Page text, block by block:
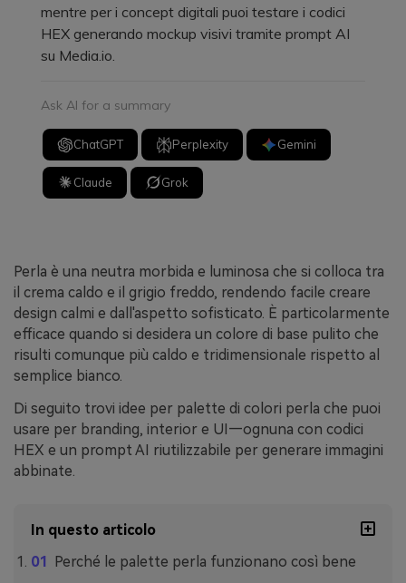
mentre per i concept digitali puoi testare i codici
HEX generando mockup visivi tramite prompt AI
su Media.io.
Ask AI for a summary
ChatGPT Perplexity Gemini
Claude Grok
Perla è una neutra morbida e luminosa che si colloca tra
il crema caldo e il grigio freddo, rendendo facile creare
design calmi e dall'aspetto sofisticato. È particolarmente
efficace quando si desidera un colore di base pulito che
risulti comunque più caldo e tridimensionale rispetto al
semplice bianco.
Di seguito trovi idee per palette di colori perla che puoi
usare per branding, interior e UI—ognuna con codici
HEX e un prompt AI riutilizzabile per generare immagini
abbinate.
In questo articolo
Perché le palette perla funzionano così bene